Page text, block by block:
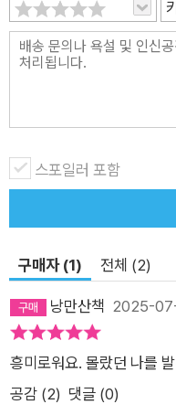
달한 뇌를 활용하여 다른
인간의 뇌는 적응을 위해
가시켰으며, 먹을 것을 직
다. 일부러 밥을 먹지 않는
다가 아니라는 말이 명언
사시대부터 우주과학에
떻게 인간사회의 발달을 이
물에게서는 찾아볼 수 없는
술 등을 넘나들고 수천 년
도록 돕는다. 사냥하지 않
스포일러 포함
구매자 (1) 전체 (2)
낭만산책 2025-
흥미로워요. 몰랐던 나를
공감 (2) 댓글 (0)